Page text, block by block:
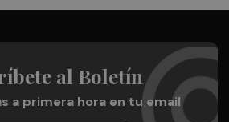
al Boletín
a primera hora en tu email